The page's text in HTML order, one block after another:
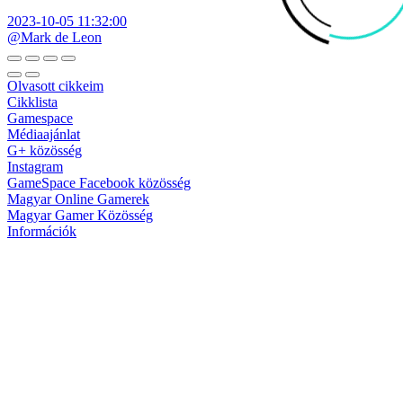
2023-10-05 11:32:00
@Mark de Leon
Olvasott cikkeim
Cikklista
Gamespace
Médiaajánlat
G+ közösség
Instagram
GameSpace Facebook közösség
Magyar Online Gamerek
Magyar Gamer Közösség
Információk